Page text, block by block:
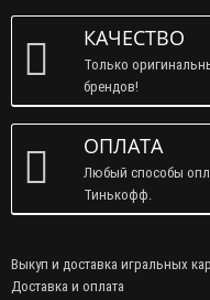
КАЧЕСТВО
Только
брендов!
ОПЛАТА
Любый способы
Тинькофф.
Выкуп и доставка игральных
Доставка и оплата